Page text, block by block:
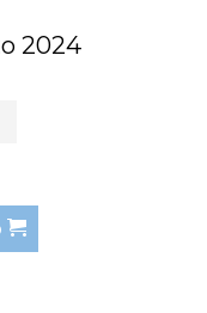
2024